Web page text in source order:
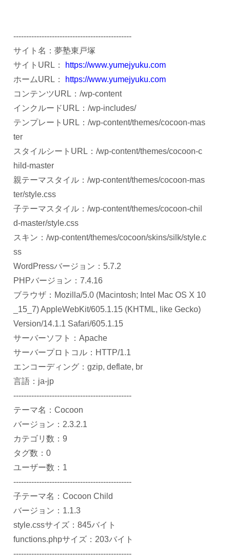
----------------------------------------------
サイト名：夢塾東戸塚
サイトURL：
https://www.yumejyuku.com
ホームURL：
https://www.yumejyuku.com
コンテンツURL：/wp-content
インクルードURL：/wp-includes/
テンプレートURL：/wp-content/themes/cocoon-mas
ter
スタイルシートURL：/wp-content/themes/cocoon-c
hild-master
親テーマスタイル：/wp-content/themes/cocoon-mas
ter/style.css
子テーマスタイル：/wp-content/themes/cocoon-chil
d-master/style.css
スキン：/wp-content/themes/cocoon/skins/silk/style.c
ss
WordPressバージョン：5.7.2
PHPバージョン：7.4.16
ブラウザ：Mozilla/5.0 (Macintosh; Intel Mac OS X 10
_15_7) AppleWebKit/605.1.15 (KHTML, like Gecko)
Version/14.1.1 Safari/605.1.15
サーバーソフト：Apache
サーバープロトコル：HTTP/1.1
エンコーディング：gzip, deflate, br
言語：ja-jp
----------------------------------------------
テーマ名：Cocoon
バージョン：2.3.2.1
カテゴリ数：9
タグ数：0
ユーザー数：1
----------------------------------------------
子テーマ名：Cocoon Child
バージョン：1.1.3
style.cssサイズ：845バイト
functions.phpサイズ：203バイト
----------------------------------------------